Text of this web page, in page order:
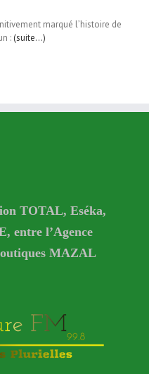
marqué l’histoire de
: (suite…)
TOTAL, Eséka,
entre l’Agence
MAZAL